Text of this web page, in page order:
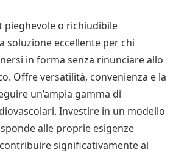
pieghevole o richiudibile
soluzione eccellente per chi
in forma senza rinunciare allo
Offre versatilità, convenienza e la
un’ampia gamma di
Investire in un modello
alle proprie esigenze
significativamente al